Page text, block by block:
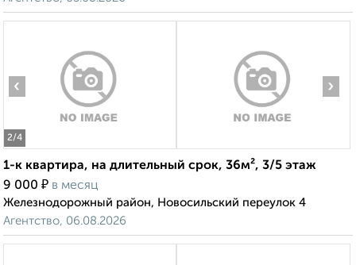
2/4
‹ ›
1-к квартира, на длительный срок, 36м², 3/5 этаж
9 000 ₽ в месяц
Железнодорожный район, Новосильский переулок 4
Агентство, 06.08.2026